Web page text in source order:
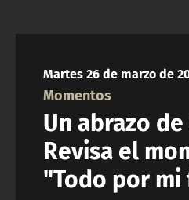
Martes 26 de marzo de
Momentos
Un abrazo
Revisa el
"Todo por